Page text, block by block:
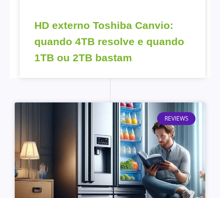
HD externo Toshiba Canvio:
quando 4TB resolve e quando
1TB ou 2TB bastam
REVIEWS